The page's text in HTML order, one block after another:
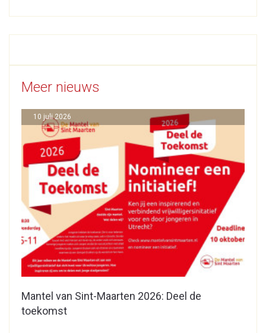
Meer nieuws
Mantel van Sint-Maarten 2026: Deel de
toekomst
10 juli 2026